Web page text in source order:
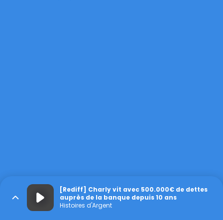
[Rediff] Charly vit avec 500.000€ de dettes
auprès de la banque depuis 10 ans
Histoires d'Argent